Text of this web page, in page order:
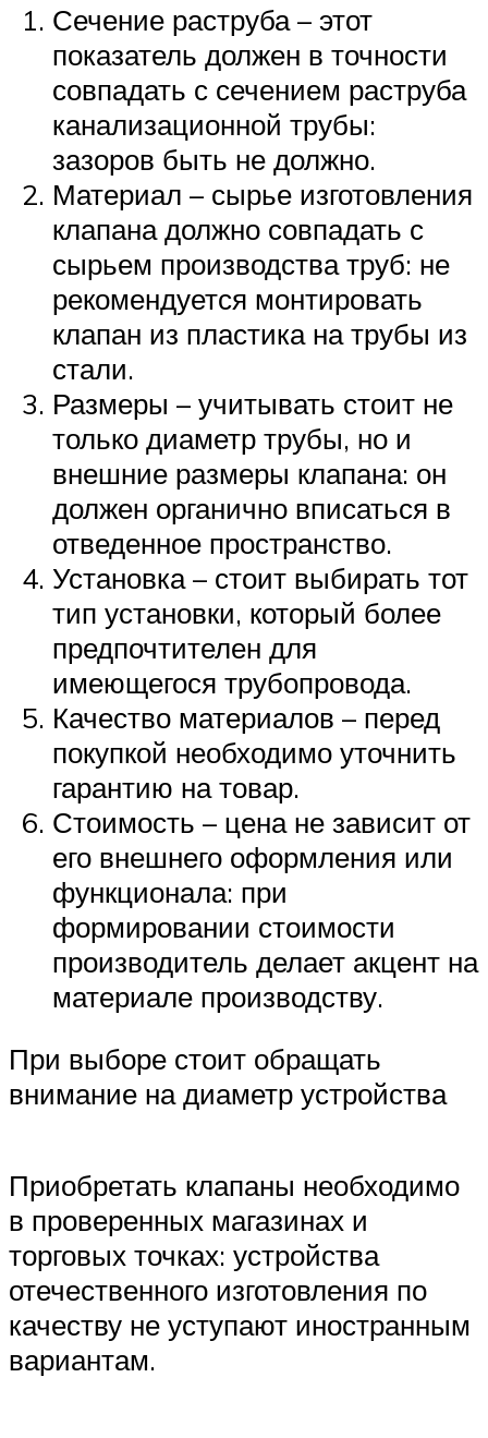
Сечение раструба – этот
показатель должен в точности
совпадать с сечением раструба
канализационной трубы:
зазоров быть не должно.
Материал – сырье изготовления
клапана должно совпадать с
сырьем производства труб: не
рекомендуется монтировать
клапан из пластика на трубы из
стали.
Размеры – учитывать стоит не
только диаметр трубы, но и
внешние размеры клапана: он
должен органично вписаться в
отведенное пространство.
Установка – стоит выбирать тот
тип установки, который более
предпочтителен для
имеющегося трубопровода.
Качество материалов – перед
покупкой необходимо уточнить
гарантию на товар.
Стоимость – цена не зависит от
его внешнего оформления или
функционала: при
формировании стоимости
производитель делает акцент на
материале производству.
При выборе стоит обращать
внимание на диаметр устройства
Приобретать клапаны необходимо
в проверенных магазинах и
торговых точках: устройства
отечественного изготовления по
качеству не уступают иностранным
вариантам.